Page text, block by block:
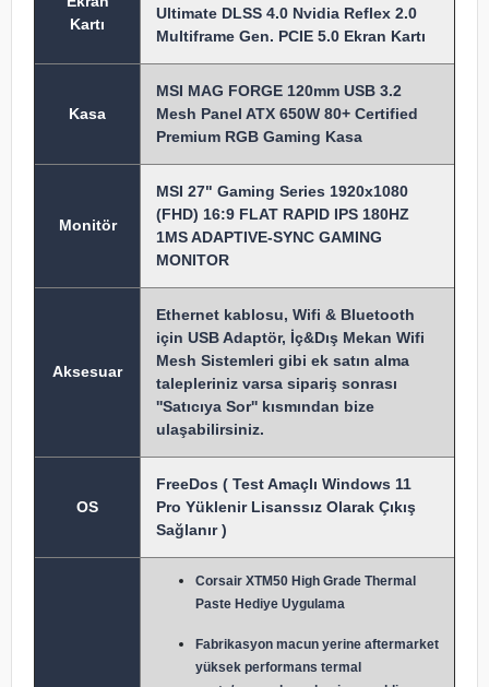
Kartı
Ultimate DLSS 4.0 Nvidia Reflex 2.0
Multiframe Gen. PCIE 5.0 Ekran Kartı
Kasa
MSI MAG FORGE 120mm USB 3.2
Mesh Panel ATX 650W 80+ Certified
Premium RGB Gaming Kasa
Monitör
MSI 27" Gaming Series 1920x1080
(FHD) 16:9 FLAT RAPID IPS 180HZ
1MS ADAPTIVE-SYNC GAMING
MONITOR
Aksesuar
Ethernet kablosu, Wifi & Bluetooth
için USB Adaptör, İç&Dış Mekan Wifi
Mesh Sistemleri gibi ek satın alma
talepleriniz varsa sipariş sonrası
''Satıcıya Sor'' kısmından bize
ulaşabilirsiniz.
OS
FreeDos ( Test Amaçlı Windows 11
Pro Yüklenir Lisanssız Olarak Çıkış
Sağlanır )
Corsair XTM50 High Grade Thermal
Paste Hediye Uygulama
Fabrikasyon macun yerine aftermarket
yüksek performans termal